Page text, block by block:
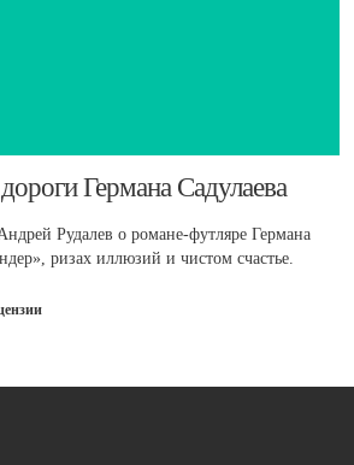
Германа Садулаева
Рудалев о романе-футляре Германа
ризах иллюзий и чистом счастье.